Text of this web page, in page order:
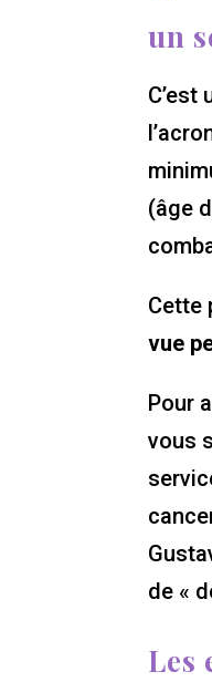
un
(âge
Cette
vue
Pour
vous
de «
Les